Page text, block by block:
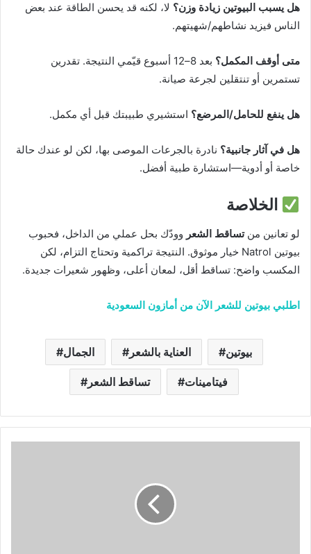
هل يسبب البيوتين زيادة وزن؟ لا، لكنه قد يحسن الطاقة عند بعض
الناس فيزيد نشاطهم/شهيتهم.
متى أوقف المكمل؟
بعد 8–12 أسبوع قيّمي النتيجة. تقدرين
تستمرين أو تنتقلين لجرعة صيانة.
هل ينفع للحامل/المرضع؟ استشيري طبيبتك قبل أي مكمل.
هل في آثار جانبية؟ نادرة بالجرعات الموصى بها، لكن لو عندك حالة
خاصة أو أدوية—استشارة طبية أفضل.
الخلاصة
لو تعانين منتساقط الشعر وودّك بحل عملي من الداخل، فحبوب
بيوتين Natrol خيار موثوق. النتيجة تراكمية وتحتاج التزام، لكن
المكسب واضح: تساقط أقل، لمعان أعلى، وظهور شعيرات جديدة.
اطلبي بيوتين للشعر الآن من أمازون السعودية
الجمال العناية بالشعر بيوتين
تساقط الشعر فيتامينات